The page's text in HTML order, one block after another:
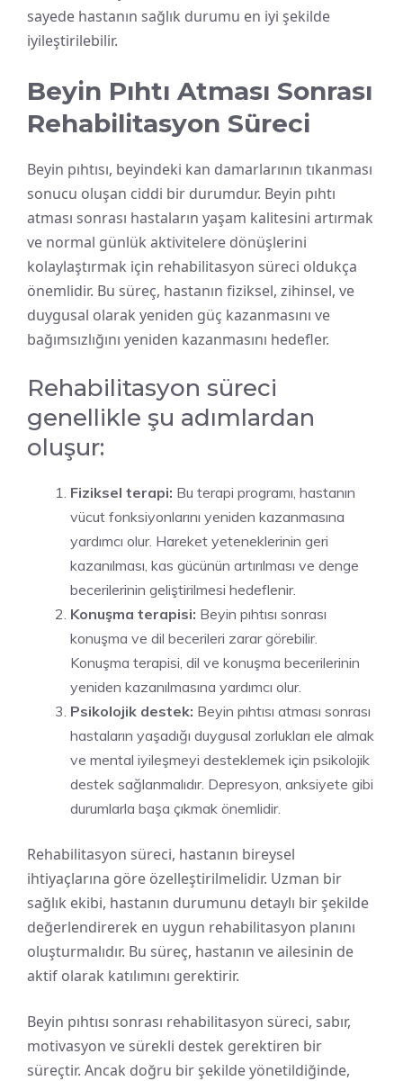
sayede hastanın sağlık durumu en iyi şekilde
iyileştirilebilir.
Beyin Pıhtı Atması Sonrası
Rehabilitasyon Süreci
Beyin pıhtısı, beyindeki kan damarlarının tıkanması
sonucu oluşan ciddi bir durumdur. Beyin pıhtı
atması sonrası hastaların yaşam kalitesini artırmak
ve normal günlük aktivitelere dönüşlerini
kolaylaştırmak için rehabilitasyon süreci oldukça
önemlidir. Bu süreç, hastanın fiziksel, zihinsel, ve
duygusal olarak yeniden güç kazanmasını ve
bağımsızlığını yeniden kazanmasını hedefler.
Rehabilitasyon süreci
genellikle şu adımlardan
oluşur:
Fiziksel terapi: Bu terapi programı, hastanın
vücut fonksiyonlarını yeniden kazanmasına
yardımcı olur. Hareket yeteneklerinin geri
kazanılması, kas gücünün artırılması ve denge
becerilerinin geliştirilmesi hedeflenir.
Konuşma terapisi: Beyin pıhtısı sonrası
konuşma ve dil becerileri zarar görebilir.
Konuşma terapisi, dil ve konuşma becerilerinin
yeniden kazanılmasına yardımcı olur.
Psikolojik destek: Beyin pıhtısı atması sonrası
hastaların yaşadığı duygusal zorlukları ele almak
ve mental iyileşmeyi desteklemek için psikolojik
destek sağlanmalıdır. Depresyon, anksiyete gibi
durumlarla başa çıkmak önemlidir.
Rehabilitasyon süreci, hastanın bireysel
ihtiyaçlarına göre özelleştirilmelidir. Uzman bir
sağlık ekibi, hastanın durumunu detaylı bir şekilde
değerlendirerek en uygun rehabilitasyon planını
oluşturmalıdır. Bu süreç, hastanın ve ailesinin de
aktif olarak katılımını gerektirir.
Beyin pıhtısı sonrası rehabilitasyon süreci, sabır,
motivasyon ve sürekli destek gerektiren bir
süreçtir. Ancak doğru bir şekilde yönetildiğinde,